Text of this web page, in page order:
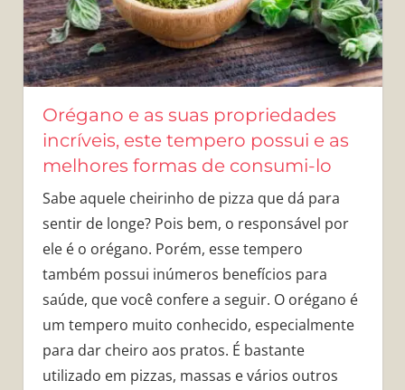
Orégano e as suas propriedades
incríveis, este tempero possui e as
melhores formas de consumi-lo
Sabe aquele cheirinho de pizza que dá para
sentir de longe? Pois bem, o responsável por
ele é o orégano. Porém, esse tempero
também possui inúmeros benefícios para
saúde, que você confere a seguir. O orégano é
um tempero muito conhecido, especialmente
para dar cheiro aos pratos. É bastante
utilizado em pizzas, massas e vários outros